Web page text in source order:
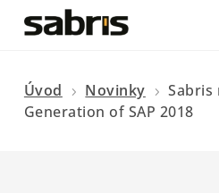
Úvod 5 Novinky 5
Sabris
Generation of SAP 2018